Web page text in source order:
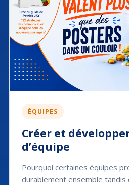
ÉQUIPES
Créer et
d’équipe
Pourquoi certaines équipes
durablement ensemble tandis